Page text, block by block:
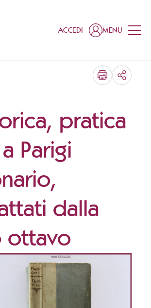
ACCEDI MENU
pratica
Parigi
dalla
ottavo